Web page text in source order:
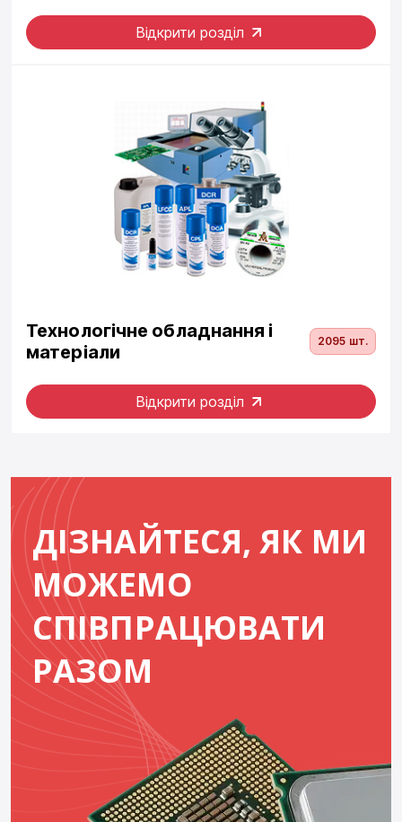
Відкрити розділ
Технологічне обладнання і
матеріали
2095 шт.
Відкрити розділ
ДІЗНАЙТЕСЯ, ЯК МИ
МОЖЕМО
СПІВПРАЦЮВАТИ
РАЗОМ